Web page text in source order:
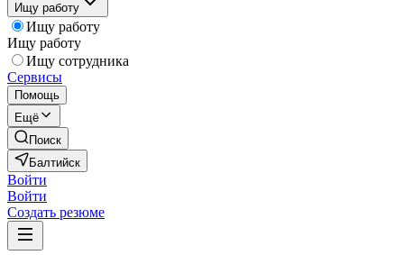
Ищу работу
Ищу работу
Ищу работу
Ищу сотрудника
Сервисы
Помощь
Ещё
Поиск
Балтийск
Войти
Войти
Создать резюме